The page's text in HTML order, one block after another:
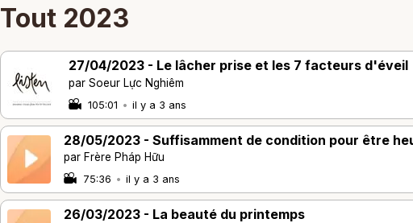
Português /
ภาษาไทย /
Tout 2023
27/04/2023 - Le lâcher prise et les 7 facteurs d'éveil
par Soeur Lực Nghiêm
105:01 • il y a 3 ans
28/05/2023 - Suffisamment de condition pour être
par Frère Pháp Hữu
75:36 • il y a 3 ans
26/03/2023 - La beauté du printemps